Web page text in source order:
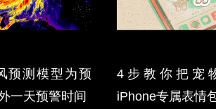
预测模型为预
一天预警时间
4步教你把宠
iPhone专属表情